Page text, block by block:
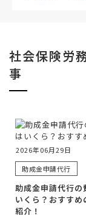
社会保険労
事
2026年06月29日
助成金申請代行
助成金申請代行の
いくら？おすすめ
紹介！